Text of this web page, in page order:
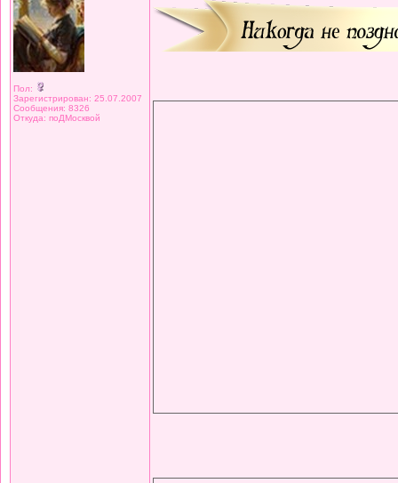
Пол:
Зарегистрирован: 25.07.2007
Сообщения: 8326
Откуда: поДМосквой